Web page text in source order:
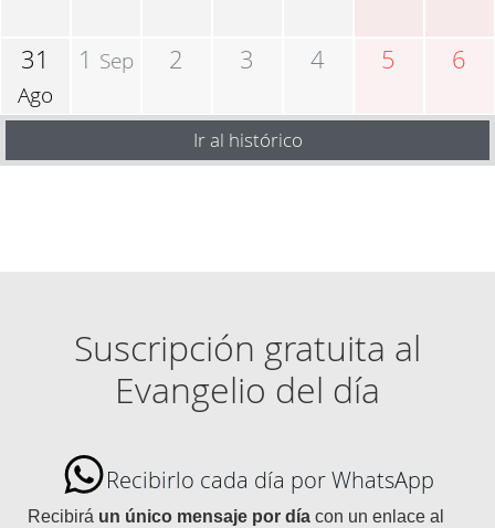
31
Ago
1 Sep 2 3 4 5 6
Ir al histórico
Suscripción gratuita al
Evangelio del día
Recibirlo cada día por WhatsApp
Recibirá un único mensaje por día con un enlace al